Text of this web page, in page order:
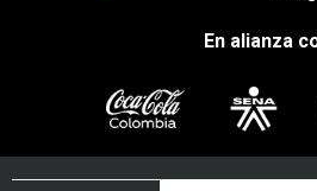
En alianza